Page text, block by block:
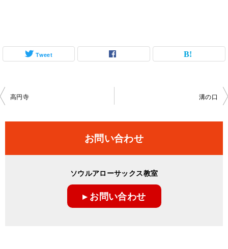
Tweet
投
ビ
高円寺 溝の口
お問い合わせ
ソウルアローサックス教室
▸ お問い合わせ